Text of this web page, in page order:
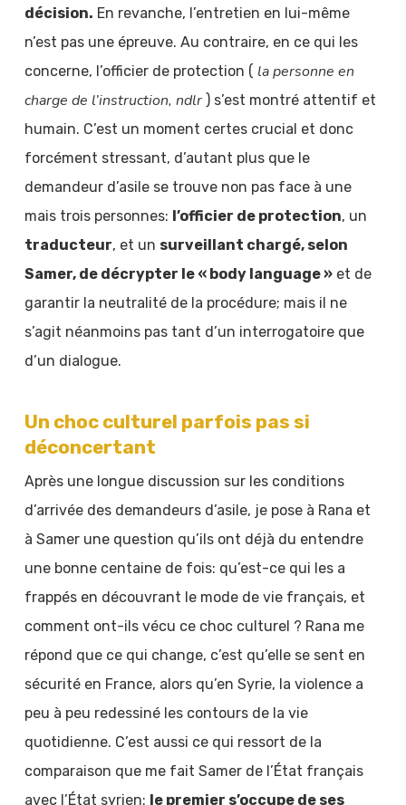
décision. En revanche, l’entretien en lui-même
n’est pas une épreuve. Au contraire, en ce qui les
concerne, l’officier de protection ( la personne en
charge de l’instruction, ndlr) s’est montré attentif et
humain. C’est un moment certes crucial et donc
forcément stressant, d’autant plus que le
demandeur d’asile se trouve non pas face à une
mais trois personnes: l’officier de protection, un
traducteur, et un surveillant chargé, selon
Samer, de décrypter le « body language »et de
garantir la neutralité de la procédure; mais il ne
s’agit néanmoins pas tant d’un interrogatoire que
d’un dialogue.
Un choc culturel parfois pas si
déconcertant
Après une longue discussion sur les conditions
d’arrivée des demandeurs d’asile, je pose à Rana et
à Samer une question qu’ils ont déjà du entendre
une bonne centaine de fois: qu’est-ce qui les a
frappés en découvrant le mode de vie français, et
comment ont-ils vécu ce choc culturel ? Rana me
répond que ce qui change, c’est qu’elle se sent en
sécurité en France, alors qu’en Syrie, la violence a
peu à peu redessiné les contours de la vie
quotidienne. C’est aussi ce qui ressort de la
comparaison que me fait Samer de l’État français
avec l’État syrien: le premier s’occupe de ses